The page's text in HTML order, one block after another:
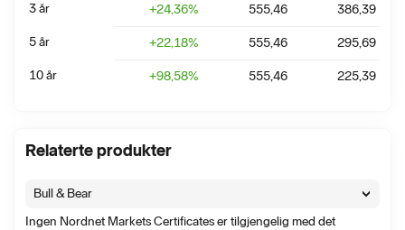
3 år +24,36% 555,46 386,39
5 år +22,18% 555,46 295,69
10 år +98,58% 555,46 225,39
Relaterte produkter
Bull & Bear
Ingen Nordnet Markets Certificates er tilgjengelig med det